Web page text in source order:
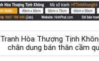
Tranh Hòa Thượng Tịnh
chân dung bán thân cầm